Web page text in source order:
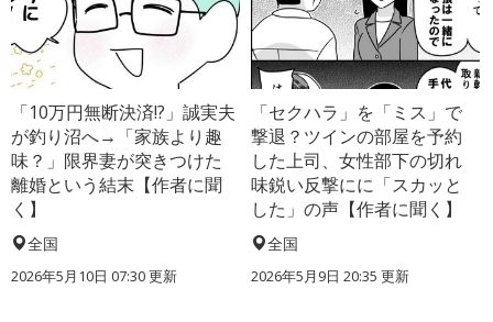
「10万円無断決済!?」誠実夫
が釣り沼へ→「家族より趣
味？」限界妻が突きつけた
離婚という結末【作者に聞
く】
全国
2026年5月10日 07:30 更新
「セクハラ」を「ミス」で
撃退？ツインの部屋を予約
した上司、女性部下の切れ
味鋭い反撃にに「スカッと
した」の声【作者に聞く】
全国
2026年5月9日 20:35 更新